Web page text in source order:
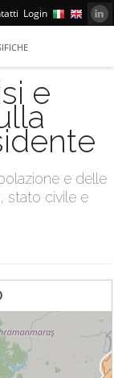
Login
e
e delle
stato civile e